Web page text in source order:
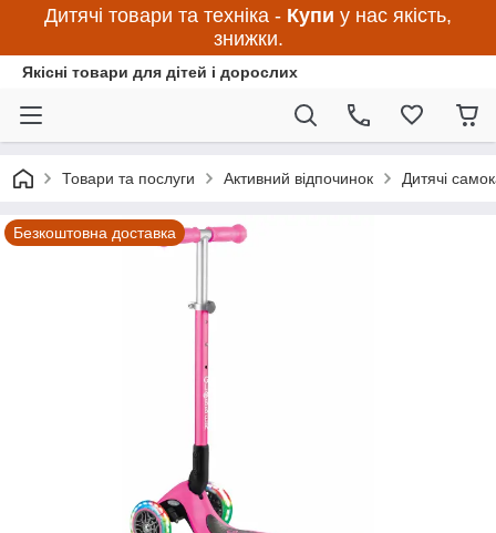
Дитячі товари та техніка - Купи у нас якість,
знижки.
Якісні товари для дітей і дорослих
Товари та послуги Активний відпочинок Дитячі
Безкоштовна доставка